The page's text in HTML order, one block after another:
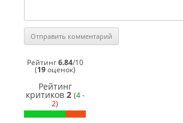
Рейтинг6.84/10
(19оценок)
Рейтинг
критиков 2 (4-
2)